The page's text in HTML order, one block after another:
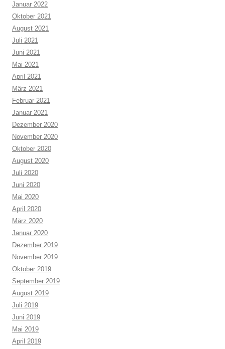
Januar 2022
Oktober 2021
August 2021
Juli 2021
Juni 2021
Mai 2021
April 2021
März 2021
Februar 2021
Januar 2021
Dezember 2020
November 2020
Oktober 2020
August 2020
Juli 2020
Juni 2020
Mai 2020
April 2020
März 2020
Januar 2020
Dezember 2019
November 2019
Oktober 2019
September 2019
August 2019
Juli 2019
Juni 2019
Mai 2019
April 2019